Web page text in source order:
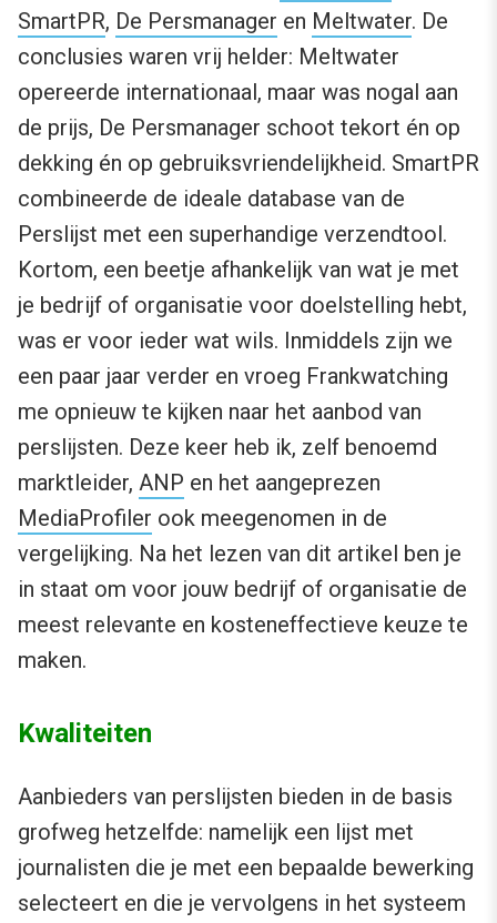
SmartPR, De Persmanager en Meltwater. De
conclusies waren vrij helder: Meltwater
opereerde internationaal, maar was nogal aan
de prijs, De Persmanager schoot tekort én op
dekking én op gebruiksvriendelijkheid. SmartPR
combineerde de ideale database van de
Perslijst met een superhandige verzendtool.
Kortom, een beetje afhankelijk van wat je met
je bedrijf of organisatie voor doelstelling hebt,
was er voor ieder wat wils. Inmiddels zijn we
een paar jaar verder en vroeg Frankwatching
me opnieuw te kijken naar het aanbod van
perslijsten. Deze keer heb ik, zelf benoemd
marktleider, ANP en het aangeprezen
MediaProfiler ook meegenomen in de
vergelijking. Na het lezen van dit artikel ben je
in staat om voor jouw bedrijf of organisatie de
meest relevante en kosteneffectieve keuze te
maken.
Kwaliteiten
Aanbieders van perslijsten bieden in de basis
grofweg hetzelfde: namelijk een lijst met
journalisten die je met een bepaalde bewerking
selecteert en die je vervolgens in het systeem